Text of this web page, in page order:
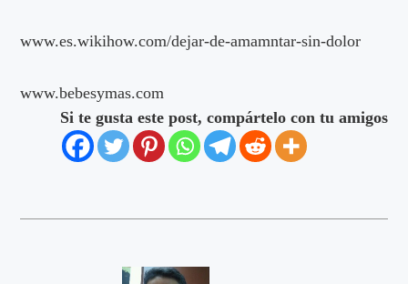
www.es.wikihow.com/dejar-de-amamntar-sin-dolor
www.bebesymas.com
Si te gusta este post, compártelo con tu amigos